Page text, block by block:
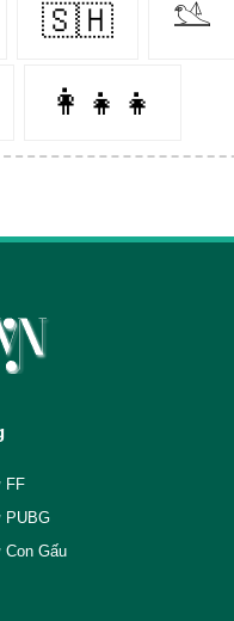
🇸🇭 𓅎
👩‍👧‍👧
FF
PUBG
Gấu